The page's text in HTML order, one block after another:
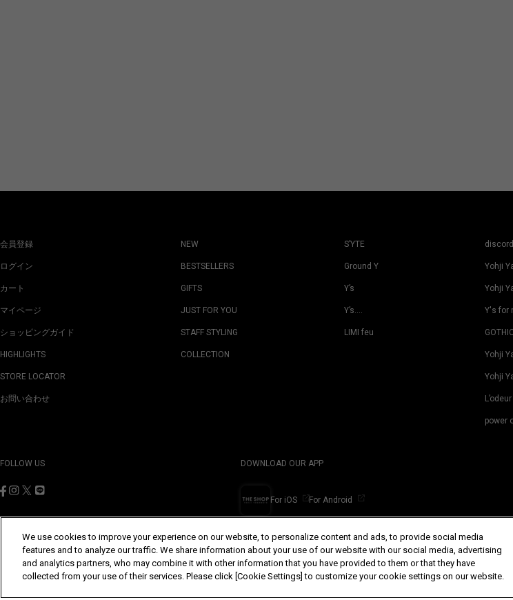
会員登録
ログイン
カート
マイページ
ショッピングガイド
HIGHLIGHTS
STORE LOCATOR
お問い合わせ
NEW
BESTSELLERS
GIFTS
JUST FOR YOU
STAFF STYLING
COLLECTION
S’YTE
Ground Y
Y’s
Y’s….
LIMI feu
Yohji
Yohji
Y's for
Yohji
Yohji
power
FOLLOW US DOWNLOAD OUR APP
For iOS For Android
©Yohji Yamamoto Inc. All Rights Reserved.
We use cookies to improve your experience on our website, to personalize content and ads, to provide social media
features and to analyze our traffic. We share information about your use of our website with our social media, advertising
and analytics partners, who may combine it with other information that you have provided to them or that they have
collected from your use of their services. Please click [Cookie Settings] to customize your cookie settings on our website.